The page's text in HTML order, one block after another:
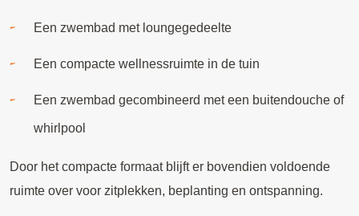
Een zwembad met loungegedeelte
Een compacte wellnessruimte in de tuin
Een zwembad gecombineerd met een buitendouche of
whirlpool
Door het compacte formaat blijft er bovendien voldoende
ruimte over voor zitplekken, beplanting en ontspanning.